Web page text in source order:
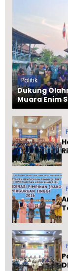
Politik
Dukung
Muara Enim
Muara Lawai